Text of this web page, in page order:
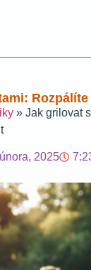
Rozpálíte
» Jak grilovat
2025